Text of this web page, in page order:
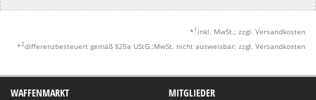
* 1 inkl. MwSt.; zzgl. Versandkosten
*2differenzbesteuert gemäß §25a UStG.;MwSt. nicht ausweisbar; zzgl. Versandkosten
WAFFENMARKT MITGLIEDER